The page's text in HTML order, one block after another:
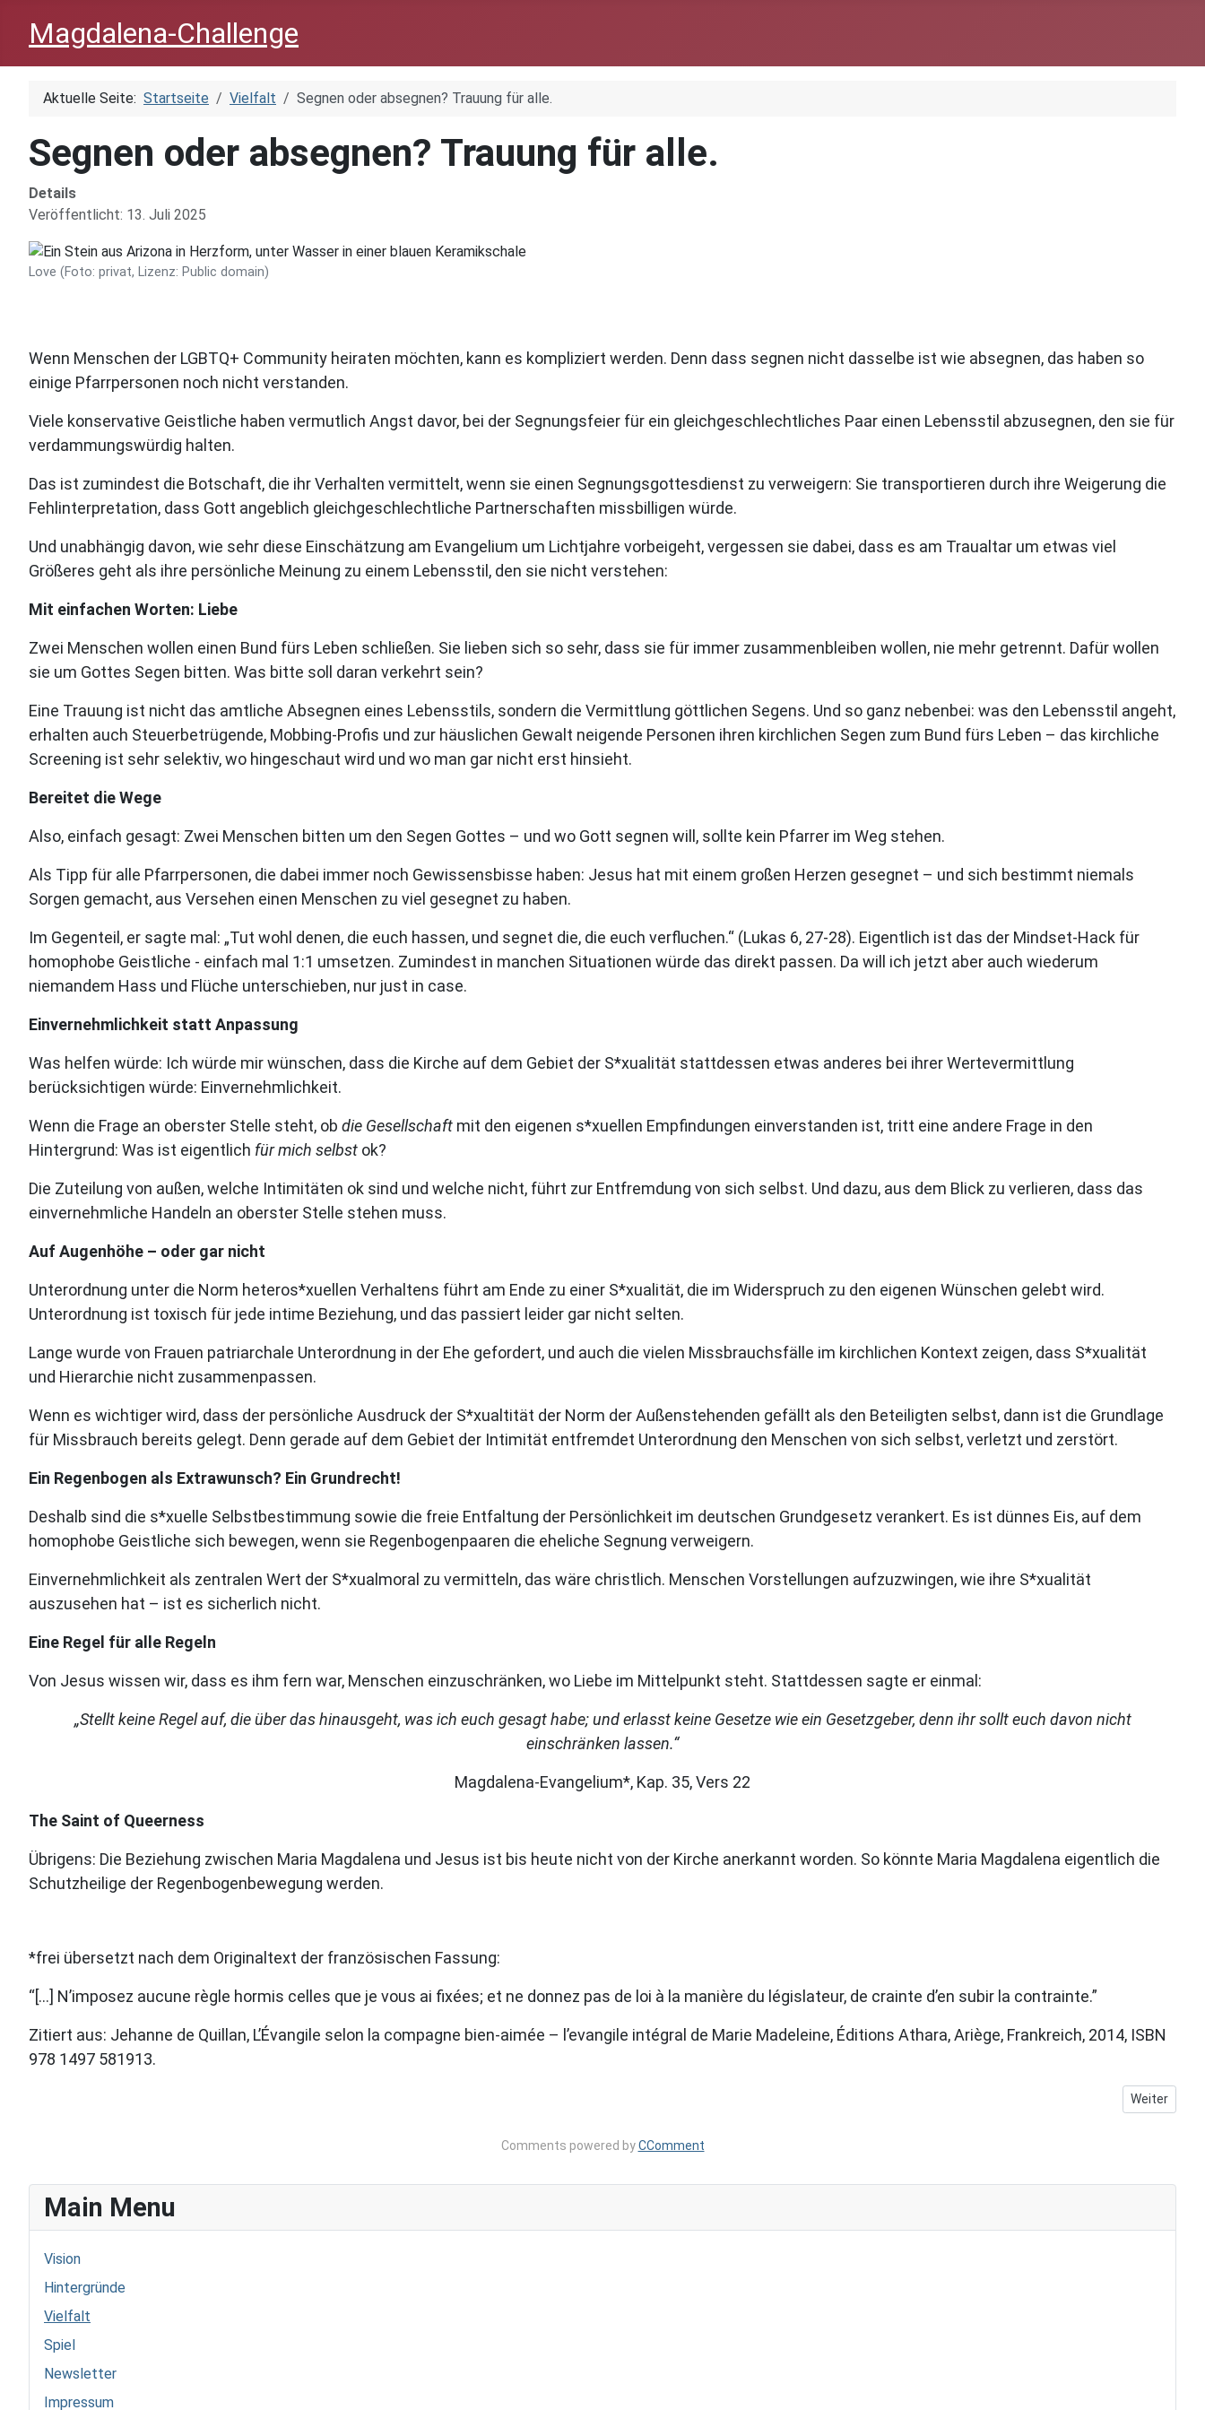
Magdalena-Challenge
Aktuelle Seite: Startseite Vielfalt Segnen oder absegnen? Trauung für alle.
Segnen oder absegnen? Trauung für alle.
Details
Veröffentlicht: 13. Juli 2025
Love (Foto: privat, Lizenz: Public domain)
Wenn Menschen der LGBTQ+ Community heiraten möchten, kann es kompliziert werden. Denn dass segnen nicht dasselbe ist wie absegnen, das haben so
einige Pfarrpersonen noch nicht verstanden.
Viele konservative Geistliche haben vermutlich Angst davor, bei der Segnungsfeier für ein gleichgeschlechtliches Paar einen Lebensstil abzusegnen, den sie für
verdammungswürdig halten.
Das ist zumindest die Botschaft, die ihr Verhalten vermittelt, wenn sie einen Segnungsgottesdienst zu verweigern: Sie transportieren durch ihre Weigerung die
Fehlinterpretation, dass Gott angeblich gleichgeschlechtliche Partnerschaften missbilligen würde.
Und unabhängig davon, wie sehr diese Einschätzung am Evangelium um Lichtjahre vorbeigeht, vergessen sie dabei, dass es am Traualtar um etwas viel
Größeres geht als ihre persönliche Meinung zu einem Lebensstil, den sie nicht verstehen:
Mit einfachen Worten: Liebe
Zwei Menschen wollen einen Bund fürs Leben schließen. Sie lieben sich so sehr, dass sie für immer zusammenbleiben wollen, nie mehr getrennt. Dafür wollen
sie um Gottes Segen bitten. Was bitte soll daran verkehrt sein?
Eine Trauung ist nicht das amtliche Absegnen eines Lebensstils, sondern die Vermittlung göttlichen Segens. Und so ganz nebenbei: was den Lebensstil angeht,
erhalten auch Steuerbetrügende, Mobbing-Profis und zur häuslichen Gewalt neigende Personen ihren kirchlichen Segen zum Bund fürs Leben – das kirchliche
Screening ist sehr selektiv, wo hingeschaut wird und wo man gar nicht erst hinsieht.
Bereitet die Wege
Also, einfach gesagt: Zwei Menschen bitten um den Segen Gottes – und wo Gott segnen will, sollte kein Pfarrer im Weg stehen.
Als Tipp für alle Pfarrpersonen, die dabei immer noch Gewissensbisse haben: Jesus hat mit einem großen Herzen gesegnet – und sich bestimmt niemals
Sorgen gemacht, aus Versehen einen Menschen zu viel gesegnet zu haben.
Im Gegenteil, er sagte mal: „Tut wohl denen, die euch hassen, und segnet die, die euch verfluchen.“ (Lukas 6, 27-28). Eigentlich ist das der Mindset-Hack für
homophobe Geistliche - einfach mal 1:1 umsetzen. Zumindest in manchen Situationen würde das direkt passen. Da will ich jetzt aber auch wiederum
niemandem Hass und Flüche unterschieben, nur just in case.
Einvernehmlichkeit statt Anpassung
Was helfen würde: Ich würde mir wünschen, dass die Kirche auf dem Gebiet der S*xualität stattdessen etwas anderes bei ihrer Wertevermittlung
berücksichtigen würde: Einvernehmlichkeit.
Wenn die Frage an oberster Stelle steht, ob die Gesellschaft mit den eigenen s*xuellen Empfindungen einverstanden ist, tritt eine andere Frage in den
Hintergrund: Was ist eigentlich für mich selbst ok?
Die Zuteilung von außen, welche Intimitäten ok sind und welche nicht, führt zur Entfremdung von sich selbst. Und dazu, aus dem Blick zu verlieren, dass das
einvernehmliche Handeln an oberster Stelle stehen muss.
Auf Augenhöhe – oder gar nicht
Unterordnung unter die Norm heteros*xuellen Verhaltens führt am Ende zu einer S*xualität, die im Widerspruch zu den eigenen Wünschen gelebt wird.
Unterordnung ist toxisch für jede intime Beziehung, und das passiert leider gar nicht selten.
Lange wurde von Frauen patriarchale Unterordnung in der Ehe gefordert, und auch die vielen Missbrauchsfälle im kirchlichen Kontext zeigen, dass S*xualität
und Hierarchie nicht zusammenpassen.
Wenn es wichtiger wird, dass der persönliche Ausdruck der S*xualtität der Norm der Außenstehenden gefällt als den Beteiligten selbst, dann ist die Grundlage
für Missbrauch bereits gelegt. Denn gerade auf dem Gebiet der Intimität entfremdet Unterordnung den Menschen von sich selbst, verletzt und zerstört.
Ein Regenbogen als Extrawunsch? Ein Grundrecht!
Deshalb sind die s*xuelle Selbstbestimmung sowie die freie Entfaltung der Persönlichkeit im deutschen Grundgesetz verankert. Es ist dünnes Eis, auf dem
homophobe Geistliche sich bewegen, wenn sie Regenbogenpaaren die eheliche Segnung verweigern.
Einvernehmlichkeit als zentralen Wert der S*xualmoral zu vermitteln, das wäre christlich. Menschen Vorstellungen aufzuzwingen, wie ihre S*xualität
auszusehen hat – ist es sicherlich nicht.
Eine Regel für alle Regeln
Von Jesus wissen wir, dass es ihm fern war, Menschen einzuschränken, wo Liebe im Mittelpunkt steht. Stattdessen sagte er einmal:
„Stellt keine Regel auf, die über das hinausgeht, was ich euch gesagt habe; und erlasst keine Gesetze wie ein Gesetzgeber, denn ihr sollt euch davon nicht
einschränken lassen.“
Magdalena-Evangelium*, Kap. 35, Vers 22
The Saint of Queerness
Übrigens: Die Beziehung zwischen Maria Magdalena und Jesus ist bis heute nicht von der Kirche anerkannt worden. So könnte Maria Magdalena eigentlich die
Schutzheilige der Regenbogenbewegung werden.
*frei übersetzt nach dem Originaltext der französischen Fassung:
“[…] N’imposez aucune règle hormis celles que je vous ai fixées; et ne donnez pas de loi à la manière du législateur, de crainte d’en subir la contrainte.”
Zitiert aus: Jehanne de Quillan, L’Évangile selon la compagne bien-aimée – l’evangile intégral de Marie Madeleine, Éditions Athara, Ariège, Frankreich, 2014, ISBN
978 1497 581913.
Nächster
Weiter
Comments powered byCComment
Main Menu
Vision
Hintergründe
Vielfalt
Spiel
Newsletter
Impressum